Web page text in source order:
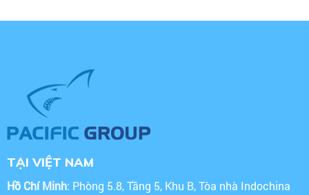
TẠI VIỆT NAM
Hồ Chí Minh: Phòng 5.8, Tầng 5, Khu B, Tòa nhà Indochina